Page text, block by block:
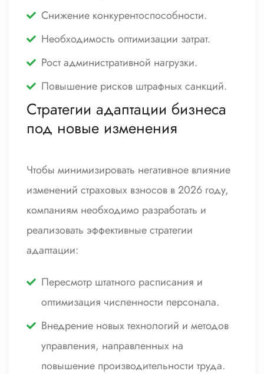
Снижение конкурентоспособности.
Необходимость оптимизации затрат.
Рост административной нагрузки.
Повышение рисков штрафных санкций.
Стратегии адаптации бизнеса
под новые изменения
Чтобы минимизировать негативное влияние
изменений страховых взносов в 2026 году,
компаниям необходимо разработать и
реализовать эффективные стратегии
адаптации:
Пересмотр штатного расписания и
оптимизация численности персонала.
Внедрение новых технологий и методов
управления, направленных на
повышение производительности труда.